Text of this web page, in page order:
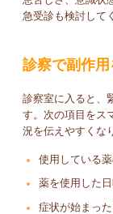
急受診も検討して
診察で副作
診察室に入ると、
す。次の項目をス
況を伝えやすくな
使用している
薬を使用した
症状が始まっ